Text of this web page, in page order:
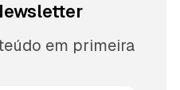
em primeira